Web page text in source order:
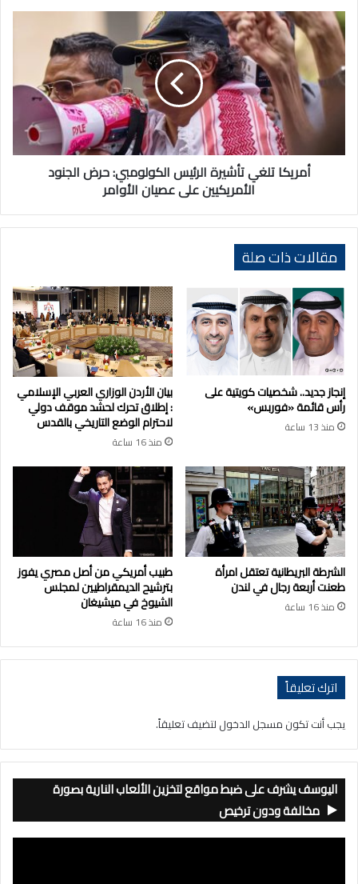
أمريكا
تلغي
تأشيرة
الرئيس
الكولومبي:
الجنود
الأمريكيين
على
أمريكا تلغي تأشيرة الرئيس الكولومبي: حرض الجنود
الأمريكيين على عصيان الأوامر
مقالات ذات صلة
إنجاز جديد.. شخصيات كويتية على
رأس قائمة «فوربس»
منذ 13 ساعة
بيان الأردن الوزاري العربي الإسلامي
: إطلاق تحرك لحشد موقف دولي
لاحترام الوضع التاريخي بالقدس
منذ 16 ساعة
الشرطة البريطانية تعتقل امرأة
طعنت أربعة رجال في لندن
منذ 16 ساعة
طبيب أمريكي من أصل مصري يفوز
بترشيح الديمقراطيين لمجلس
الشيوخ في ميشيغان
منذ 16 ساعة
اترك تعليقاً
يجب أنت تكون مسجل الدخول لتضيف تعليقاً.
اليوسف يشرف على ضبط مواقع لتخزين الألعاب النارية بصورة
مخالفة ودون ترخيص